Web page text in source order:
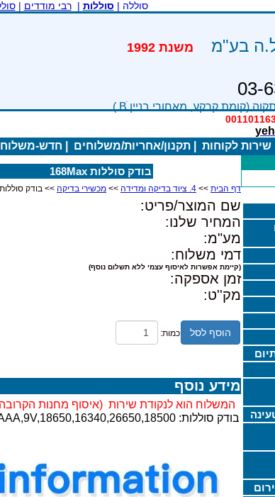
סוללה | סוללות |רבי מודדים |
בע"מ
03-
שירות לקוחות תקנון/אחריות/משלוחים חדש-משלוח
בודק סוללות 168Max
דף הבית >> 4. ציוד בדיקה ומדידה >> מכשירי בדיקה >> בודק סוללות 168Max
שם המוצר/פריט:
המחיר שלנו:
מע"מ:
דמי משלוח:
(קיימת אפשרות לאיסוף עצמי ללא תשלום נוסף)
זמן אספקה:
מק''ט:
הוסף לסל כמות:
מידע נוסף
המשלוח הוא לנקודת שירות (איסוף מחנות
בודק סוללות: AA,AAA,AAAA,9V,18650,16340,26650,18500